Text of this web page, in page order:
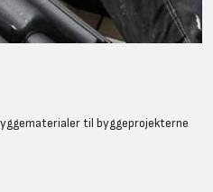
til byggeprojekterne